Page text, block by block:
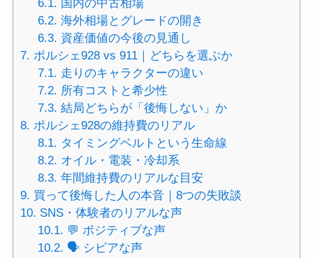
6.1. 国内の中古相場
6.2. 海外相場とグレードの開き
6.3. 資産価値の今後の見通し
7. ポルシェ928 vs 911｜どちらを選ぶか
7.1. 走りのキャラクターの違い
7.2. 所有コストと希少性
7.3. 結局どちらが「後悔しない」か
8. ポルシェ928の維持費のリアル
8.1. タイミングベルトという生命線
8.2. オイル・電装・冷却系
8.3. 年間維持費のリアルな目安
9. 買って後悔した人の本音｜8つの失敗談
10. SNS・体験者のリアルな声
10.1. 💬 ポジティブな声
10.2. 🗣 シビアな声